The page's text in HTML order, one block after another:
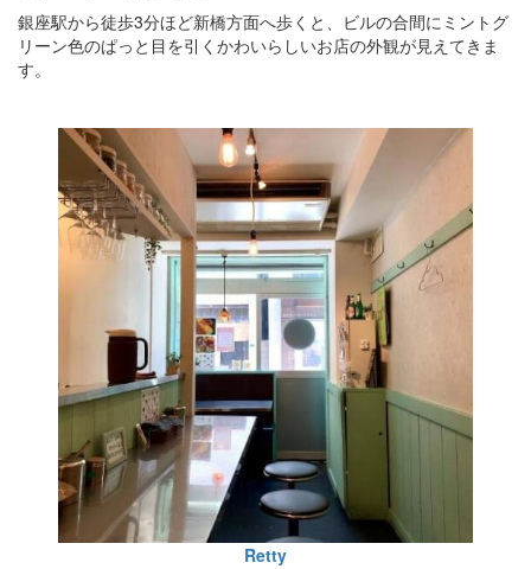
銀座駅から徒歩3分ほど新橋方面へ歩くと、ビルの合間にミントグ
リーン色のぱっと目を引くかわいらしいお店の外観が見えてきま
す。
Retty